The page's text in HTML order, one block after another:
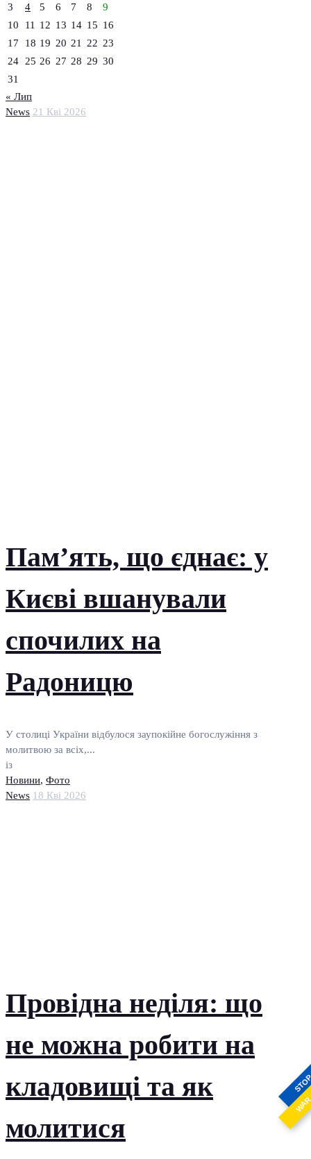
News 21 Кві 2026
Пам’ять, що єднає: у
Києві вшанували
спочилих на
Радоницю
У столиці України відбулося заупокійне богослужіння з
молитвою за всіх,...
із
Новини, Фото
News 18 Кві 2026
Провідна неділя: що
не можна робити на
кладовищі та як
молитися
3
4 5 6 7 8
9
10
11 12 13 14 15 16
17
18 19 20 21 22 23
24
25 26 27 28 29 30
31
« Лип